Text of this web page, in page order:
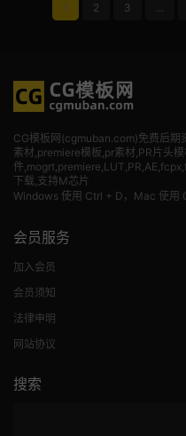
1 2 3 ...
CG模板网(cgmuban.com)免费后期
素材,premiere模板,pr素材,PR片头
件
下载,支持M芯片
Windows 使用 Ctrl + D，Mac 使用
会员服务
加入会员
会员须知
法律申明
网站协议
搜索